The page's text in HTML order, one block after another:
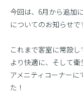
今回は、6月から追加
についてのお知らせで
これまで客室に常設し
より快適に、そして衛
アメニティコーナーに
た！